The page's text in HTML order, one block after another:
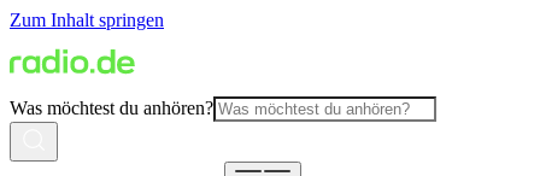
Zum Inhalt springen
Was möchtest du anhören?